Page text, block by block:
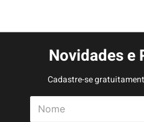
Novidades e
Cadastre-se